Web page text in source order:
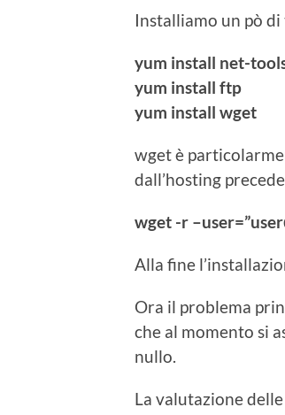
Installiamo un pò
yum install net-
yum install ftp
yum install wget
wget è
dall’hosting
wget -r
Alla fine
Ora il problema
che al momento si
nullo.
La valutazione